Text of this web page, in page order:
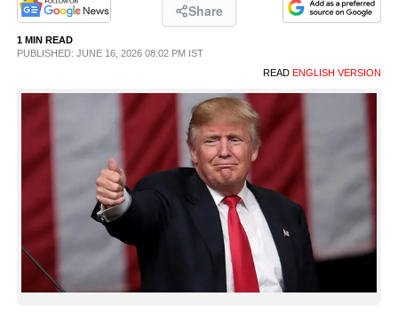
CARTOONS
Share
1 MIN READ
PUBLISHED: JUNE 16, 2026 08:02 PM IST
READ ENGLISH VERSION